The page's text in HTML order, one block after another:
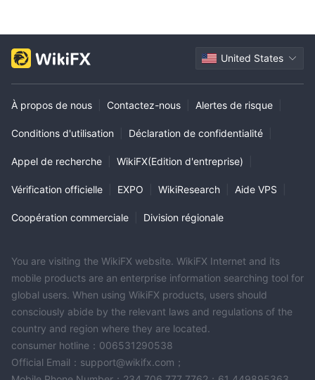
United States
À propos de nous Contactez-nous Alertes de risque
Conditions d'utilisation Déclaration de confidentialité
Appel de recherche WikiFX(Edition d'entreprise)
Vérification officielle EXPO WikiResearch Aide VPS
Coopération commerciale Division régionale
You are visiting the WikiFX website. WikiFX Internet and its
mobile products are an enterprise information searching tool for
global users. When using WikiFX products, users should
consciously abide by the relevant laws and regulations of the
country and region where they are located.
consumer hotline：006531290538
Official Email：support@wikifx.com；